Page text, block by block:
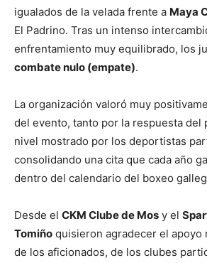
igualados de la velada frente a Maya
El Padrino. Tras un intenso
enfrentamiento muy equilibrado, los
combate nulo (empate).
La organización valoró muy
del evento, tanto por la respuesta del
nivel mostrado por los deportistas
consolidando una cita que cada año
dentro del calendario del boxeo
Desde el CKM Clube de Mos y el
Tomiño quisieron agradecer el
de los aficionados, de los clubes